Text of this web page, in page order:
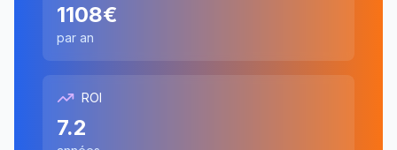
1108€
par an
ROI
7.2